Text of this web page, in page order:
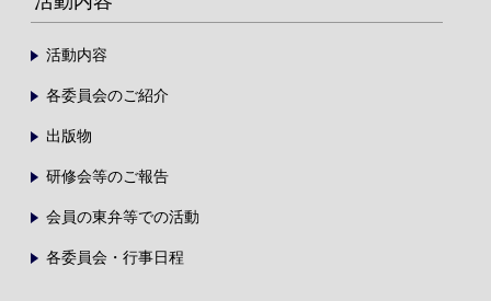
活動内容
各委員会のご紹介
出版物
研修会等のご報告
会員の東弁等での活動
各委員会・行事日程